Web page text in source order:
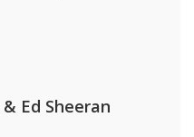
Ed Sheeran